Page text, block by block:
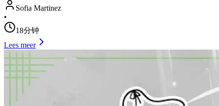
Sofia Martinez
•
18分钟
Lees meer